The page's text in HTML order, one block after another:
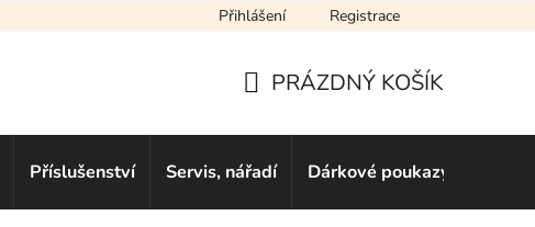
Obchodní podmínky
Přihlášení Registrace
KOŠÍK
PRÁZDNÝ KOŠÍK
Příslušenství Servis, nářadí Dárkové poukazy